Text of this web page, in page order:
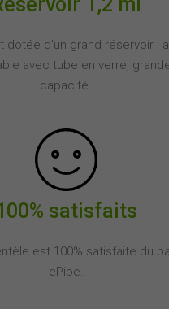
1,2 ml
dotée d'un grand réservoir :
avec tube en verre,
capacité.
satisfaits
est 100% satisfaite du
ePipe.